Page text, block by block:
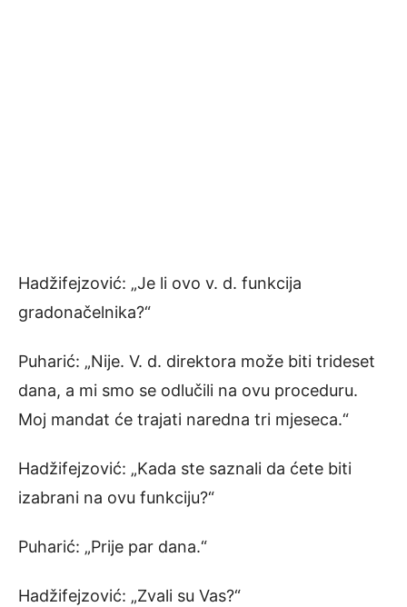
Hadžifejzović: „Je li ovo v. d. funkcija
gradonačelnika?“
Puharić: „Nije. V. d. direktora može biti trideset
dana, a mi smo se odlučili na ovu proceduru.
Moj mandat će trajati naredna tri mjeseca.“
Hadžifejzović: „Kada ste saznali da ćete biti
izabrani na ovu funkciju?“
Puharić: „Prije par dana.“
Hadžifejzović: „Zvali su Vas?“